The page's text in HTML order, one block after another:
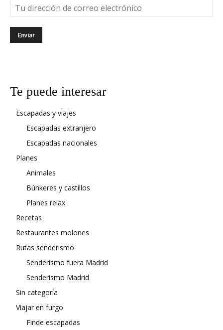
Te puede interesar
Escapadas y viajes
Escapadas extranjero
Escapadas nacionales
Planes
Animales
Búnkeres y castillos
Planes relax
Recetas
Restaurantes molones
Rutas senderismo
Senderismo fuera Madrid
Senderismo Madrid
Sin categoría
Viajar en furgo
Finde escapadas